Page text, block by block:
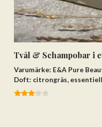
Tvål & Schampobar i
Varumärke: E&A Pure
Doft: citrongräs,